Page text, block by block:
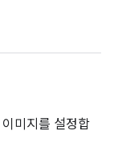
미지를 설정합